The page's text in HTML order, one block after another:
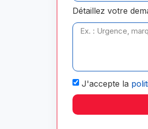
Détaillez votre
J'accepte la